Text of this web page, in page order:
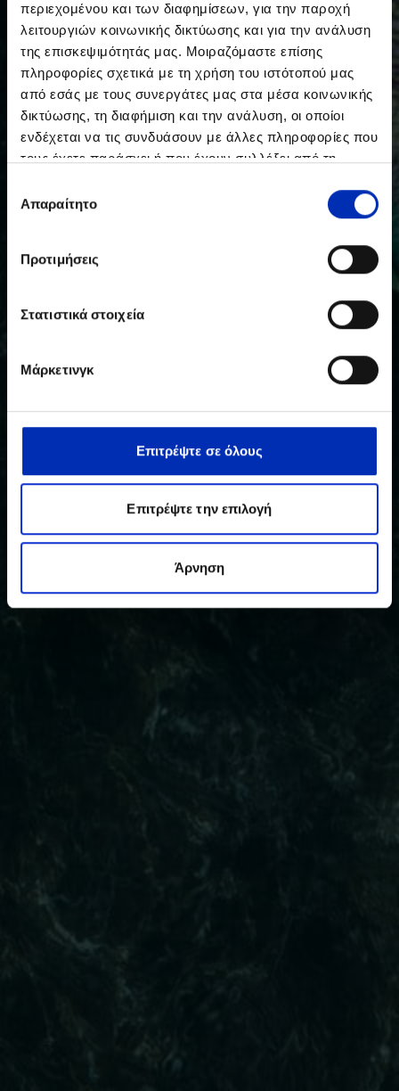
περιεχομένου και των διαφημίσεων, για την παροχή
λειτουργιών κοινωνικής δικτύωσης και για την ανάλυση
της επισκεψιμότητάς μας. Μοιραζόμαστε επίσης
πληροφορίες σχετικά με τη χρήση του ιστότοπού μας
από εσάς με τους συνεργάτες μας στα μέσα κοινωνικής
δικτύωσης, τη διαφήμιση και την ανάλυση, οι οποίοι
ενδέχεται να τις συνδυάσουν με άλλες πληροφορίες που
τους έχετε παράσχει ή που έχουν συλλέξει από τη
συγκατάθεσης
Απαραίτητο
Προτιμήσεις
Στατιστικά στοιχεία
Μάρκετινγκ
Επιτρέψτε σε όλους
Επιτρέψτε την επιλογή
Άρνηση